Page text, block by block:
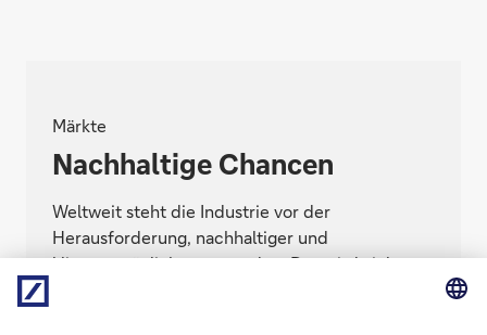
Märkte
Nachhaltige Chancen
Weltweit steht die Industrie vor der
Herausforderung, nachhaltiger und
klimaverträglicher zu werden. Das wird viele